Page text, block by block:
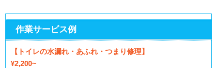
作業サービス例
【トイレの水漏れ・あふれ・つまり修理】
¥2,200~